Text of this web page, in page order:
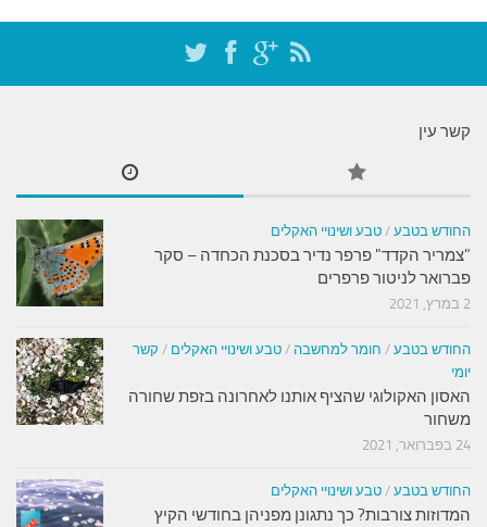
קשר עין
החודש בטבע / טבע ושינויי האקלים
"צמריר הקדד" פרפר נדיר בסכנת הכחדה – סקר
פברואר לניטור פרפרים
2 במרץ, 2021
החודש בטבע / חומר למחשבה / טבע ושינויי האקלים / קשר
יומי
האסון האקולוגי שהציף אותנו לאחרונה בזפת שחורה
משחור
24 בפברואר, 2021
החודש בטבע / טבע ושינויי האקלים
המדוזות צורבות? כך נתגונן מפניהן בחודשי הקיץ